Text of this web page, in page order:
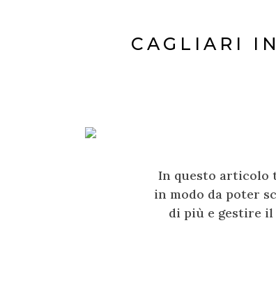
CAGLIARI
In questo articolo
in modo da poter
di più e gestire il